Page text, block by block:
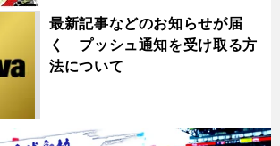
最新記事などのお知らせが届
く プッシュ通知を受け取る方
法について